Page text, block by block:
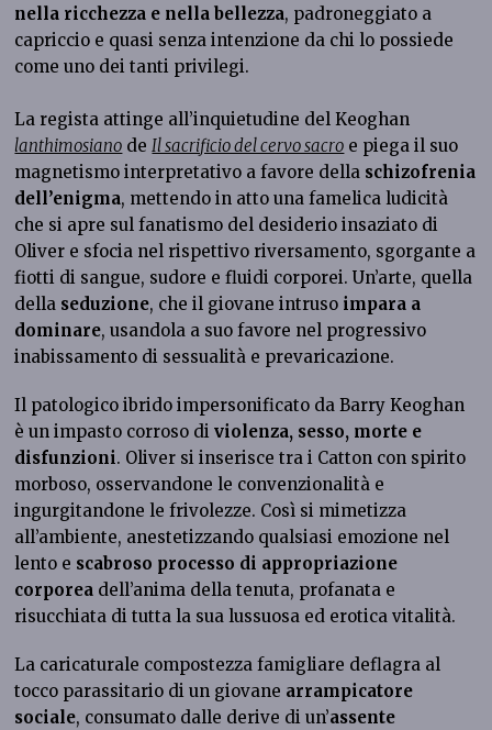
nella ricchezza e nella bellezza, padroneggiato a
capriccio e quasi senza intenzione da chi lo possiede
come uno dei tanti privilegi.
La regista attinge all’inquietudine del Keoghan
lanthimosiano deIl sacrificio del cervo sacro e piega il suo
magnetismo interpretativo a favore della schizofrenia
dell’enigma, mettendo in atto una famelica ludicità
che si apre sul fanatismo del desiderio insaziato di
Oliver e sfocia nel rispettivo riversamento, sgorgante a
fiotti di sangue, sudore e fluidi corporei. Un’arte, quella
della seduzione, che il giovane intruso impara a
dominare, usandola a suo favore nel progressivo
inabissamento di sessualità e prevaricazione.
Il patologico ibrido impersonificato da Barry Keoghan
è un impasto corroso diviolenza, sesso, morte e
disfunzioni. Oliver si inserisce tra i Catton con spirito
morboso, osservandone le convenzionalità e
ingurgitandone le frivolezze. Così si mimetizza
all’ambiente, anestetizzando qualsiasi emozione nel
lento e scabroso processo di appropriazione
corporea dell’anima della tenuta, profanata e
risucchiata di tutta la sua lussuosa ed erotica vitalità.
La caricaturale compostezza famigliare deflagra al
tocco parassitario di un giovane arrampicatore
sociale, consumato dalle derive di un’assente